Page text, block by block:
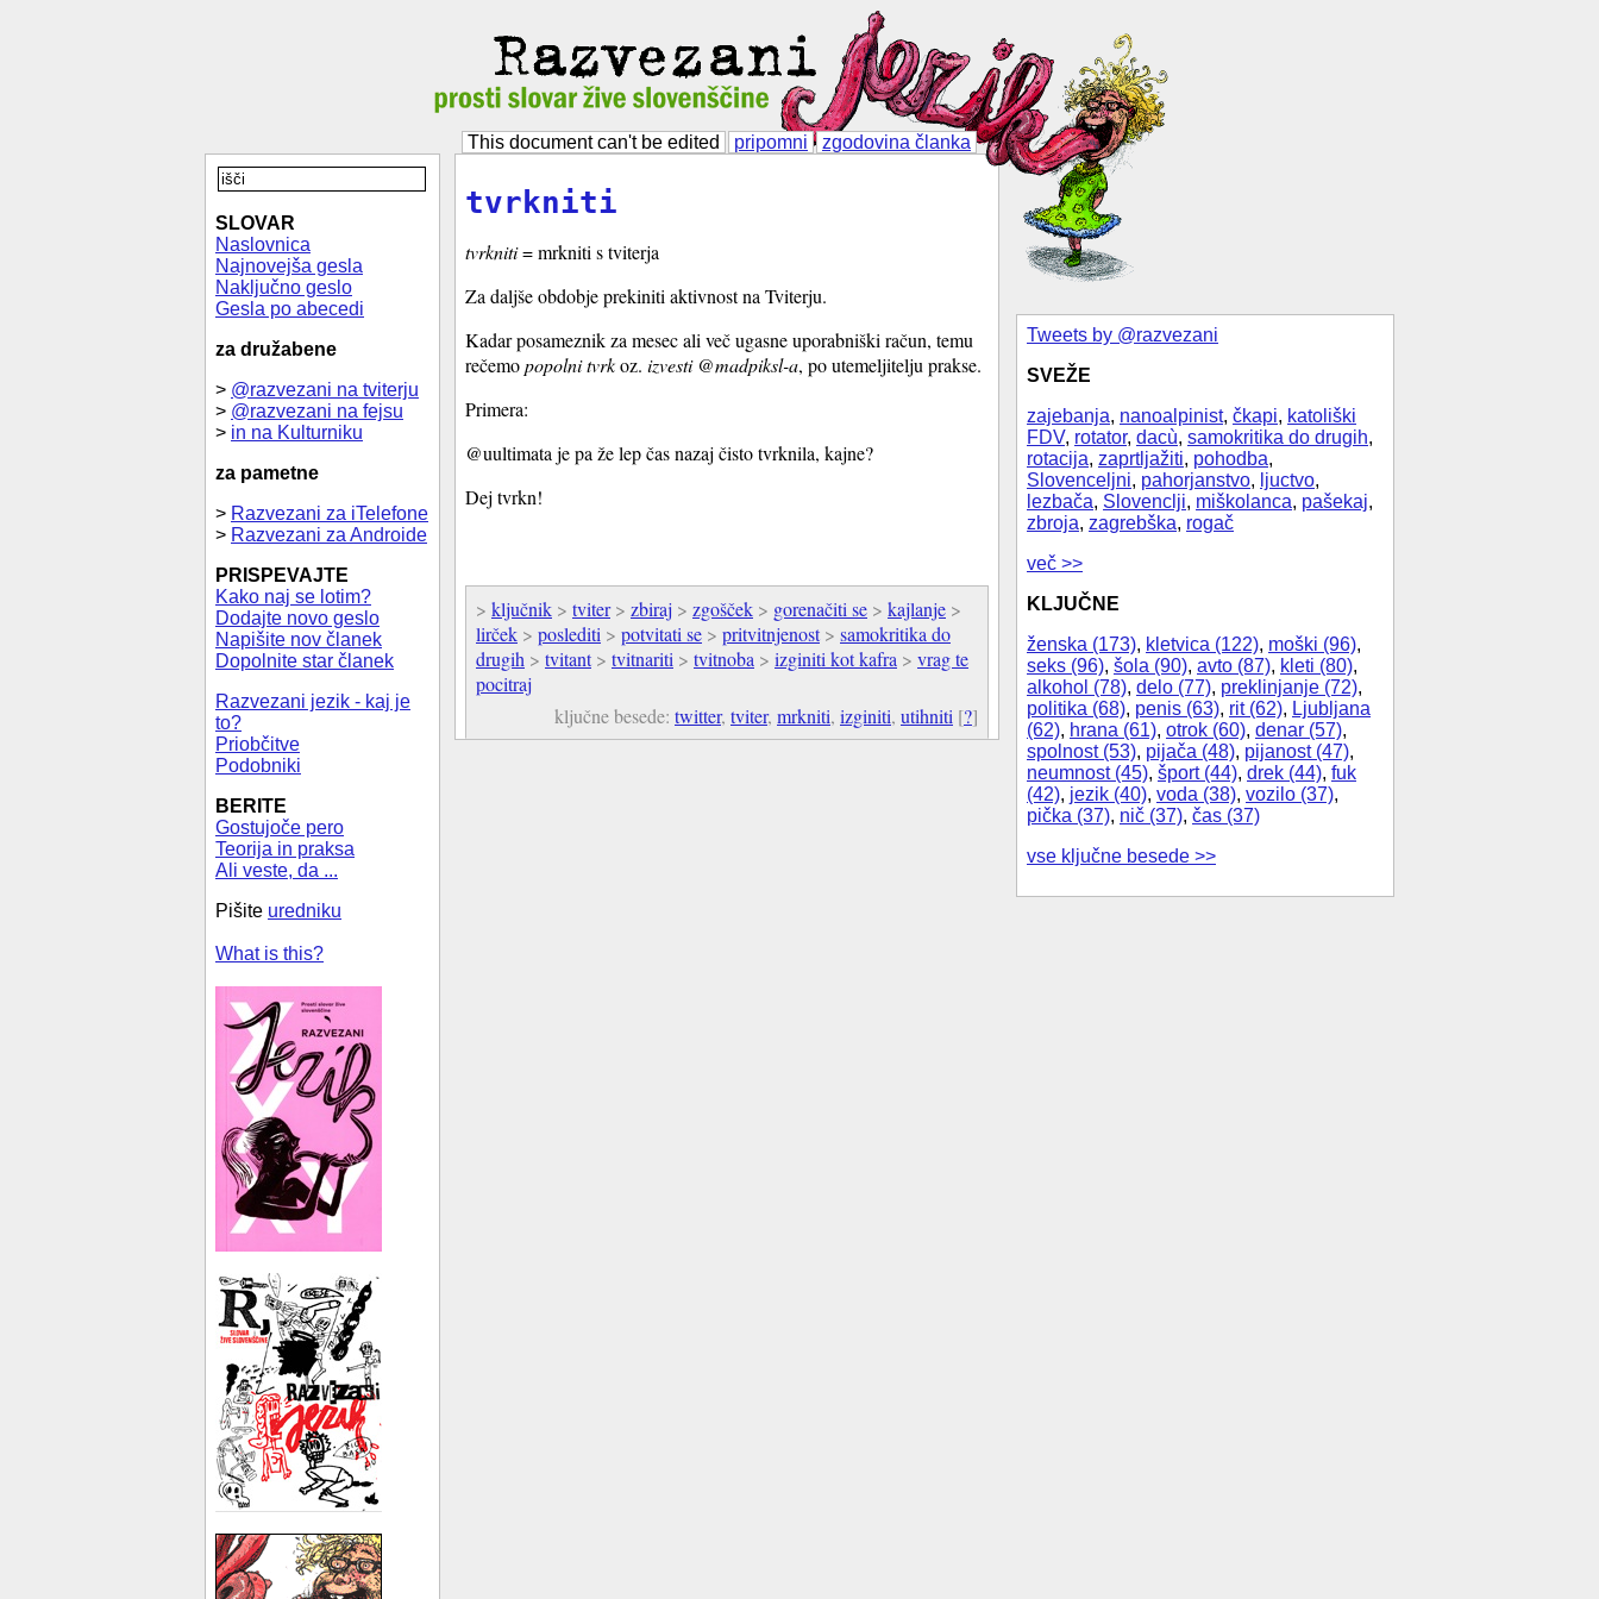
This document can't be edited pripomni zgodovina članka
Tweets by @razvezani
SVEŽE
zajebanja, nanoalpinist, čkapi, katoliški
FDV, rotator, dacù, samokritika do drugih,
rotacija, zaprtljažiti, pohodba,
Slovenceljni, pahorjanstvo, ljuctvo,
lezbača, Slovenclji, miškolanca, pašekaj,
zbroja, zagrebška, rogač
več >>
KLJUČNE
ženska (173), kletvica (122), moški (96),
seks (96), šola (90), avto (87), kleti (80),
alkohol (78), delo (77), preklinjanje (72),
politika (68), penis (63), rit (62), Ljubljana
(62), hrana (61), otrok (60), denar (57),
spolnost (53), pijača (48), pijanost (47),
neumnost (45), šport (44), drek (44), fuk
(42), jezik (40), voda (38), vozilo (37),
pička (37), nič (37), čas (37)
vse ključne besede >>
SLOVAR
Naslovnica
Najnovejša gesla
Naključno geslo
Gesla po abecedi
za družabene
> @razvezani na tviterju
> @razvezani na fejsu
> in na Kulturniku
za pametne
> Razvezani za iTelefone
> Razvezani za Androide
PRISPEVAJTE
Kako naj se lotim?
Dodajte novo geslo
Napišite nov članek
Dopolnite star članek
Razvezani jezik - kaj je
to?
Priobčitve
Podobniki
BERITE
Gostujoče pero
Teorija in praksa
Ali veste, da ...
Pišite uredniku
What is this?
tvrkniti
tvrkniti= mrkniti s tviterja
Za daljše obdobje prekiniti aktivnost na Tviterju.
Kadar posameznik za mesec ali več ugasne uporabniški račun, temu
rečemopopolni tvrkoz. izvesti @madpiksl-a, po utemeljitelju prakse.
Primera:
@uultimata je pa že lep čas nazaj čisto tvrknila, kajne?
Dej tvrkn!
> ključnik > tviter> zbiraj > zgošček > gorenačiti se > kajlanje >
lirček > poslediti > potvitati se > pritvitnjenost> samokritika do
drugih > tvitant> tvitnariti > tvitnoba > izginiti kot kafra > vrag te
pocitraj
ključne besede: twitter, tviter, mrkniti, izginiti, utihniti [?]